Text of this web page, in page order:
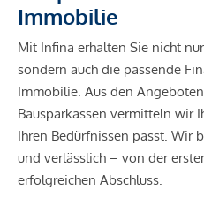
Immobilie
Mit Infina erhalten Sie nicht
sondern auch die passende
Immobilie. Aus den
Bausparkassen vermitteln wir
Ihren Bedürfnissen passt. Wir
und verlässlich – von der
erfolgreichen Abschluss.